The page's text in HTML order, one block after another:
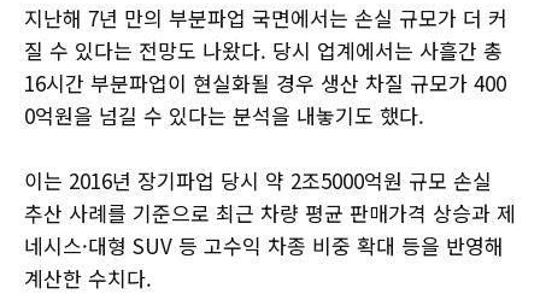
지난해 7년 만의 부분파업 국면에서는 손실 규모가 더 커
질 수 있다는 전망도 나왔다. 당시 업계에서는 사흘간 총
16시간 부분파업이 현실화될 경우 생산 차질 규모가 400
0억원을 넘길 수 있다는 분석을 내놓기도 했다.
이는 2016년 장기파업 당시 약 2조5000억원 규모 손실
추산 사례를 기준으로 최근 차량 평균 판매가격 상승과 제
네시스·대형 SUV 등 고수익 차종 비중 확대 등을 반영해
계산한 수치다.